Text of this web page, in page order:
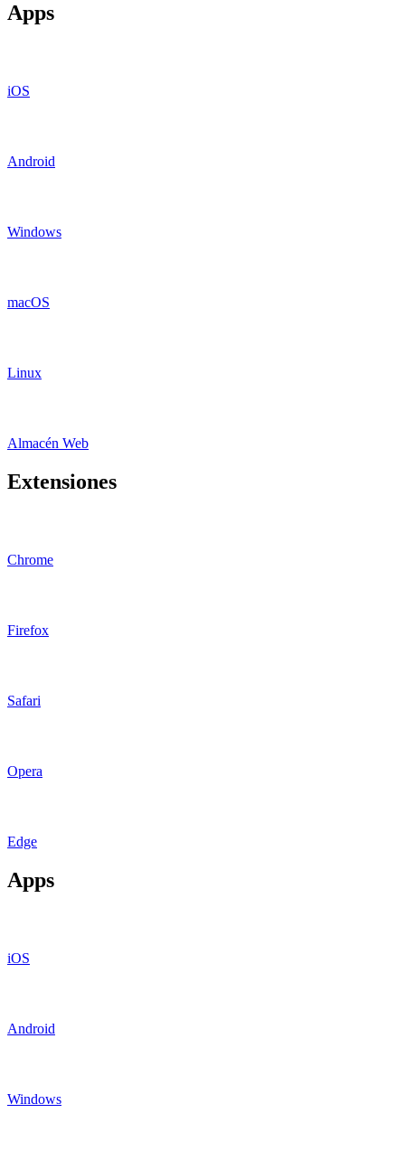
Apps
iOS
Android
Windows
macOS
Linux
Almacén Web
Extensiones
Chrome
Firefox
Safari
Opera
Edge
Apps
iOS
Android
Windows